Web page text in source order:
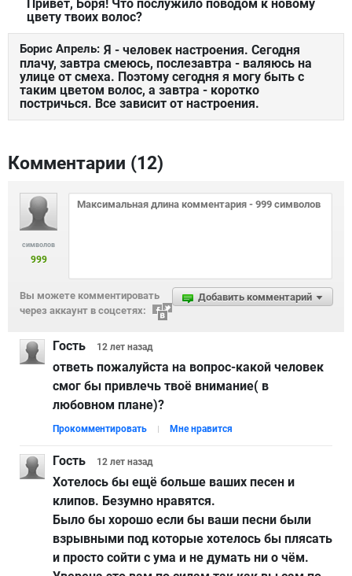
Привет, Боря! Что послужило поводом к новому
цвету твоих волос?
Борис Апрель: Я - человек настроения. Сегодня
плачу, завтра смеюсь, послезавтра - валяюсь на
улице от смеха. Поэтому сегодня я могу быть с
таким цветом волос, а завтра - коротко
постричься. Все зависит от настроения.
Комментарии (12)
символов
999
Добавить комментарий
Вы можете комментировать
через аккаунт в соцсетях:
Гость 12 лет назад
ответь пожалуйста на вопрос-какой человек
смог бы привлечь твоё внимание( в
любовном плане)?
Прокомментировать Мне нравится
Гость 12 лет назад
Хотелось бы ещё больше ваших песен и
клипов. Безумно нравятся.
Было бы хорошо если бы ваши песни были
взрывными под которые хотелось бы плясать
и просто сойти с ума и не думать ни о чём.